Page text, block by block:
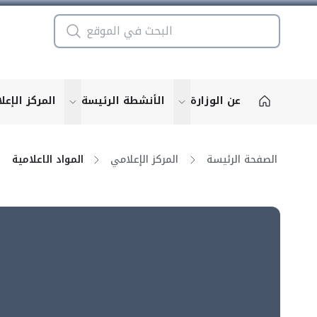
عن الوزارة show submenu for "More"
الأنشطة الرئيسة for "More"
المركز
الصفحة الرئيسة المركز الإعلامي المواد الاعلامية